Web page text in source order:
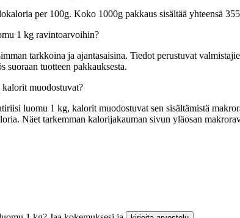
per 100g. Koko 1000g pakkaus sisältää yhteensä
1 kg ravintoarvoihin?
tarkkoina ja ajantasaisina. Tiedot perustuvat
suoraan tuotteen pakkauksesta.
muodostuvat?
luomu 1 kg, kalorit muodostuvat sen sisältämistä
Näet tarkemman kalorijakauman sivun yläosan